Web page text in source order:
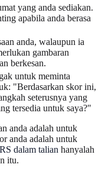
yang anda sediakan.
apabila anda berasa
anda, walaupun ia
gambaran
berkesan.
untuk meminta
"Berdasarkan skor ini,
seterusnya yang
tersedia untuk saya?"
anda adalah untuk
anda adalah untuk
dalam talian hanyalah
itu.